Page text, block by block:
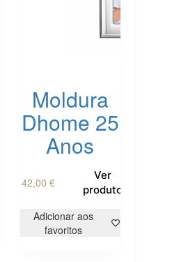
Moldura
Dhome 25
Anos
42,00 €
Ver
produto
Adicionar aos
favoritos